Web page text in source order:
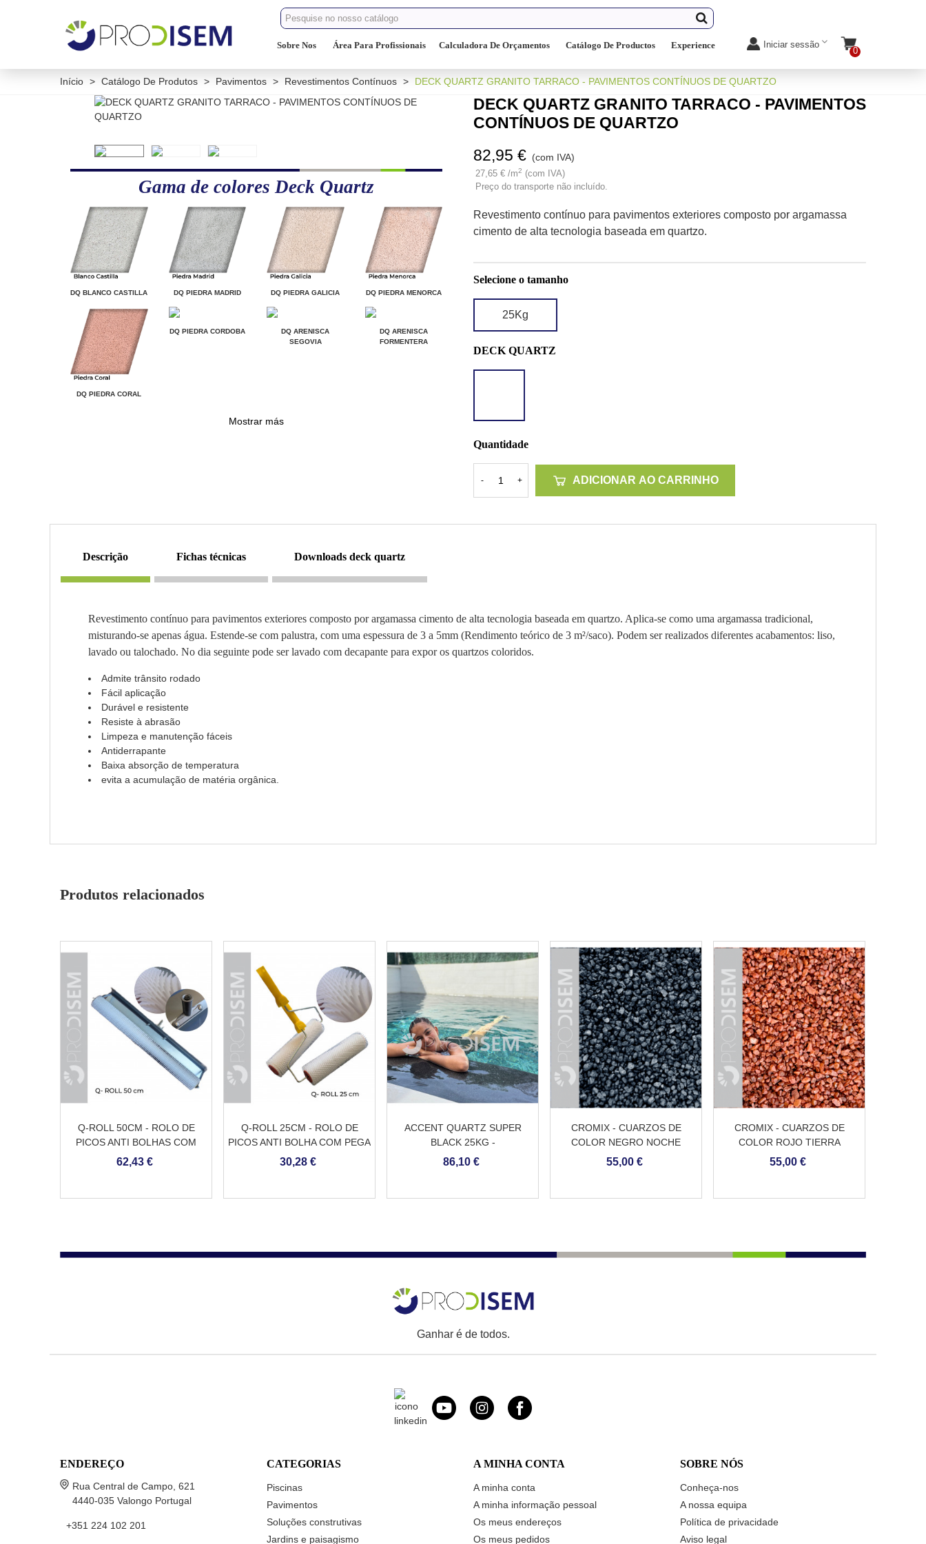
Sobre Nos Área Para Profissionais Calculadora De Orçamentos Catálogo De Productos Experience Iniciar sessão
0
Início > Catálogo De Produtos > Pavimentos > Revestimentos Contínuos > DECK QUARTZ GRANITO TARRACO - PAVIMENTOS CONTÍNUOS DE QUARTZO
Gama de colores Deck Quartz
DQ BLANCO CASTILLA DQ PIEDRA MADRID DQ PIEDRA GALICIA DQ PIEDRA MENORCA
DQ PIEDRA CORAL
DQ PIEDRA CORDOBA
DQ ARENISCA
SEGOVIA
DQ ARENISCA
FORMENTERA
Mostrar más
DECK QUARTZ GRANITO TARRACO - PAVIMENTOS
CONTÍNUOS DE QUARTZO
82,95 € (com IVA)
27,65 € /m2 (com IVA)
Preço do transporte não incluído.
Revestimento contínuo para pavimentos exteriores composto por argamassa
cimento de alta tecnologia baseada em quartzo.
Selecione o tamanho
25Kg
DECK QUARTZ
Quantidade
- + ADICIONAR AO CARRINHO
descrição fichas técnicas downloads deck quartz
Revestimento contínuo para pavimentos exteriores composto por argamassa cimento de alta tecnologia baseada em quartzo. Aplica-se como uma argamassa tradicional,
misturando-se apenas água. Estende-se com palustra, com uma espessura de 3 a 5mm (Rendimento teórico de 3 m²/saco). Podem ser realizados diferentes acabamentos: liso,
lavado ou talochado. No dia seguinte pode ser lavado com decapante para expor os quartzos coloridos.
Admite trânsito rodado
Fácil aplicação
Durável e resistente
Resiste à abrasão
Limpeza e manutenção fáceis
Antiderrapante
Baixa absorção de temperatura
evita a acumulação de matéria orgânica.
Produtos relacionados
Q-ROLL 50CM - ROLO DE
PICOS ANTI BOLHAS COM
PROTEÇÃO CONTRA
62,43 €
Q-ROLL 25CM - ROLO DE
PICOS ANTI BOLHA COM PEGA
30,28 €
ACCENT QUARTZ SUPER
BLACK 25KG -
REVESTIMENTO CONTÍNUO
86,10 €
CROMIX - CUARZOS DE
COLOR NEGRO NOCHE
55,00 €
CROMIX - CUARZOS DE
COLOR ROJO TIERRA
55,00 €
Ganhar é de todos.
ENDEREÇO
Rua Central de Campo, 621
4440-035 Valongo Portugal
+351 224 102 201
CATEGORIAS
Piscinas
Pavimentos
Soluções construtivas
Jardins e paisagismo
A MINHA CONTA
A minha conta
A minha informação pessoal
Os meus endereços
Os meus pedidos
SOBRE NÓS
Conheça-nos
A nossa equipa
Política de privacidade
Aviso legal